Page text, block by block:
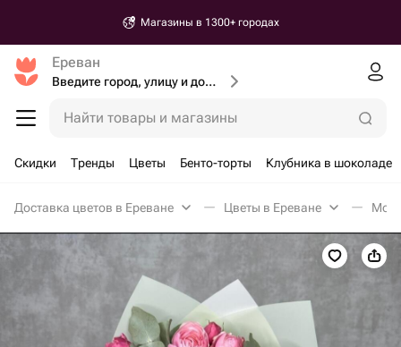
Магазины в 1300+ городах
Ереван
Введите город, улицу и дом доставки
Найти товары и магазины
Скидки Тренды Цветы Бенто-торты Клубника в шоколаде
Доставка цветов в Ереване Цветы в Ереване